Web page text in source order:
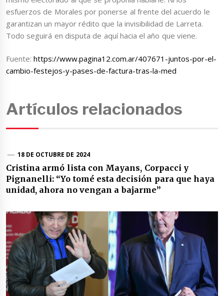
esfuerzos de Morales por ponerse al frente del acuerdo le
garantizan un mayor rédito que la invisibilidad de Larreta.
Todo seguirá en disputa de aquí hacia el año que viene.
Fuente:https://www.pagina12.com.ar/407671-juntos-por-el-
cambio-festejos-y-pases-de-factura-tras-la-med
Artículos relacionados
18 DE OCTUBRE DE 2024
Cristina armó lista con Mayans, Corpacci y
Pignanelli: “Yo tomé esta decisión para que haya
unidad, ahora no vengan a bajarme”